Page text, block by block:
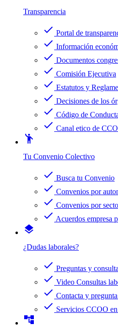
Transparencia
check Portal de
check Información
check Documentos
check Comisión Ejecutiva
check Estatutos y
check Decisiones de los
check Código de
check Canal etico de
emoji_people
Tu Convenio Colectivo
check Busca tu Convenio
check Convenios por
check Convenios por
check Acuerdos empresa
layers
¿Dudas laborales?
check Preguntas y
check Video Consultas
check Contacta y
check Servicios CCOO en
account_tree